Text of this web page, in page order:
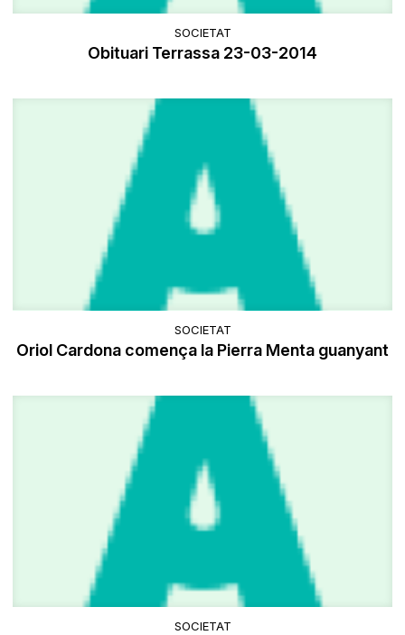
SOCIETAT
Obituari Terrassa 23-03-2014
SOCIETAT
Oriol Cardona comença la Pierra Menta guanyant
SOCIETAT